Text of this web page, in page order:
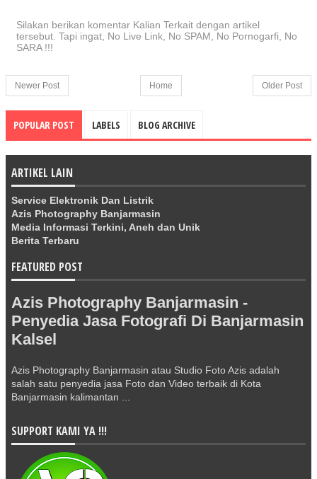
Silakan berikan komentar Kalian Terkait dengan artikel
tersebut. Tapi ingat, No Live Link, No SPAM, No Pornogarfi, No
SARA !!!
Newer Post Older Post
Home
POPULAR POST LABELS BLOG ARCHIVE
ARTIKEL LAIN
Service Elektronik Dan Listrik
Azis Photography Banjarmasin
Media Informasi Terkini, Aneh dan Unik
Berita Terbaru
FEATURED POST
Azis Photography Banjarmasin -
Penyedia Jasa Fotografi Di Banjarmasin
Kalsel
Azis Photography Banjarmasin atau Studio Foto Azis adalah
salah satu penyedia jasa Foto dan Video terbaik di Kota
Banjarmasin kalimantan ...
SUPPORT KAMI YA !!!